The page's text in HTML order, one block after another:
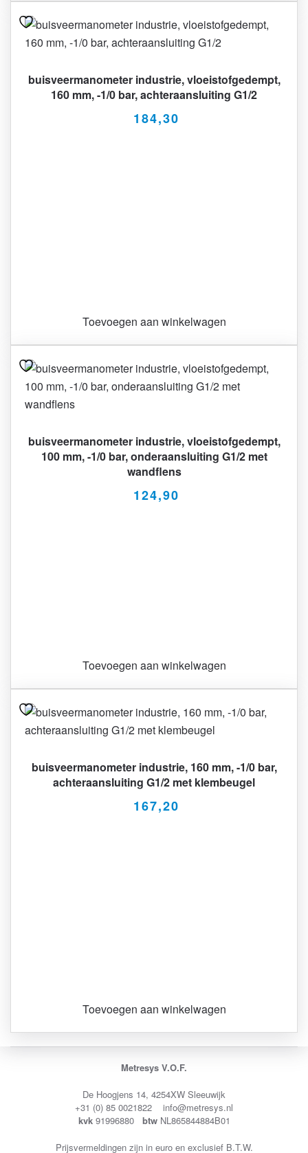
buisveermanometer industrie, vloeistofgedempt,
160 mm, -1/0 bar, achteraansluiting G1/2
184,30
Toevoegen aan winkelwagen
buisveermanometer industrie, vloeistofgedempt,
100 mm, -1/0 bar, onderaansluiting G1/2 met
wandflens
124,90
Toevoegen aan winkelwagen
buisveermanometer industrie, 160 mm, -1/0 bar,
achteraansluiting G1/2 met klembeugel
167,20
Toevoegen aan winkelwagen
Metresys V.O.F.
De Hoogjens 14, 4254XW Sleeuwijk
+31 (0) 85 0021822 info@metresys.nl
kvk 91996880 btw NL865844884B01
Prijsvermeldingen zijn in euro en exclusief B.T.W.